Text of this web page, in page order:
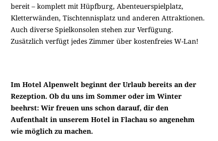
bereit – komplett mit Hüpfburg, Abenteuerspielplatz,
Kletterwänden, Tischtennisplatz und anderen Attraktionen.
Auch diverse Spielkonsolen stehen zur Verfügung.
Zusätzlich verfügt jedes Zimmer über kostenfreies W-Lan!
Im Hotel Alpenwelt beginnt der Urlaub bereits an der
Rezeption. Ob du uns im Sommer oder im Winter
beehrst: Wir freuen uns schon darauf, dir den
Aufenthalt in unserem Hotel in Flachau so angenehm
wie möglich zu machen.